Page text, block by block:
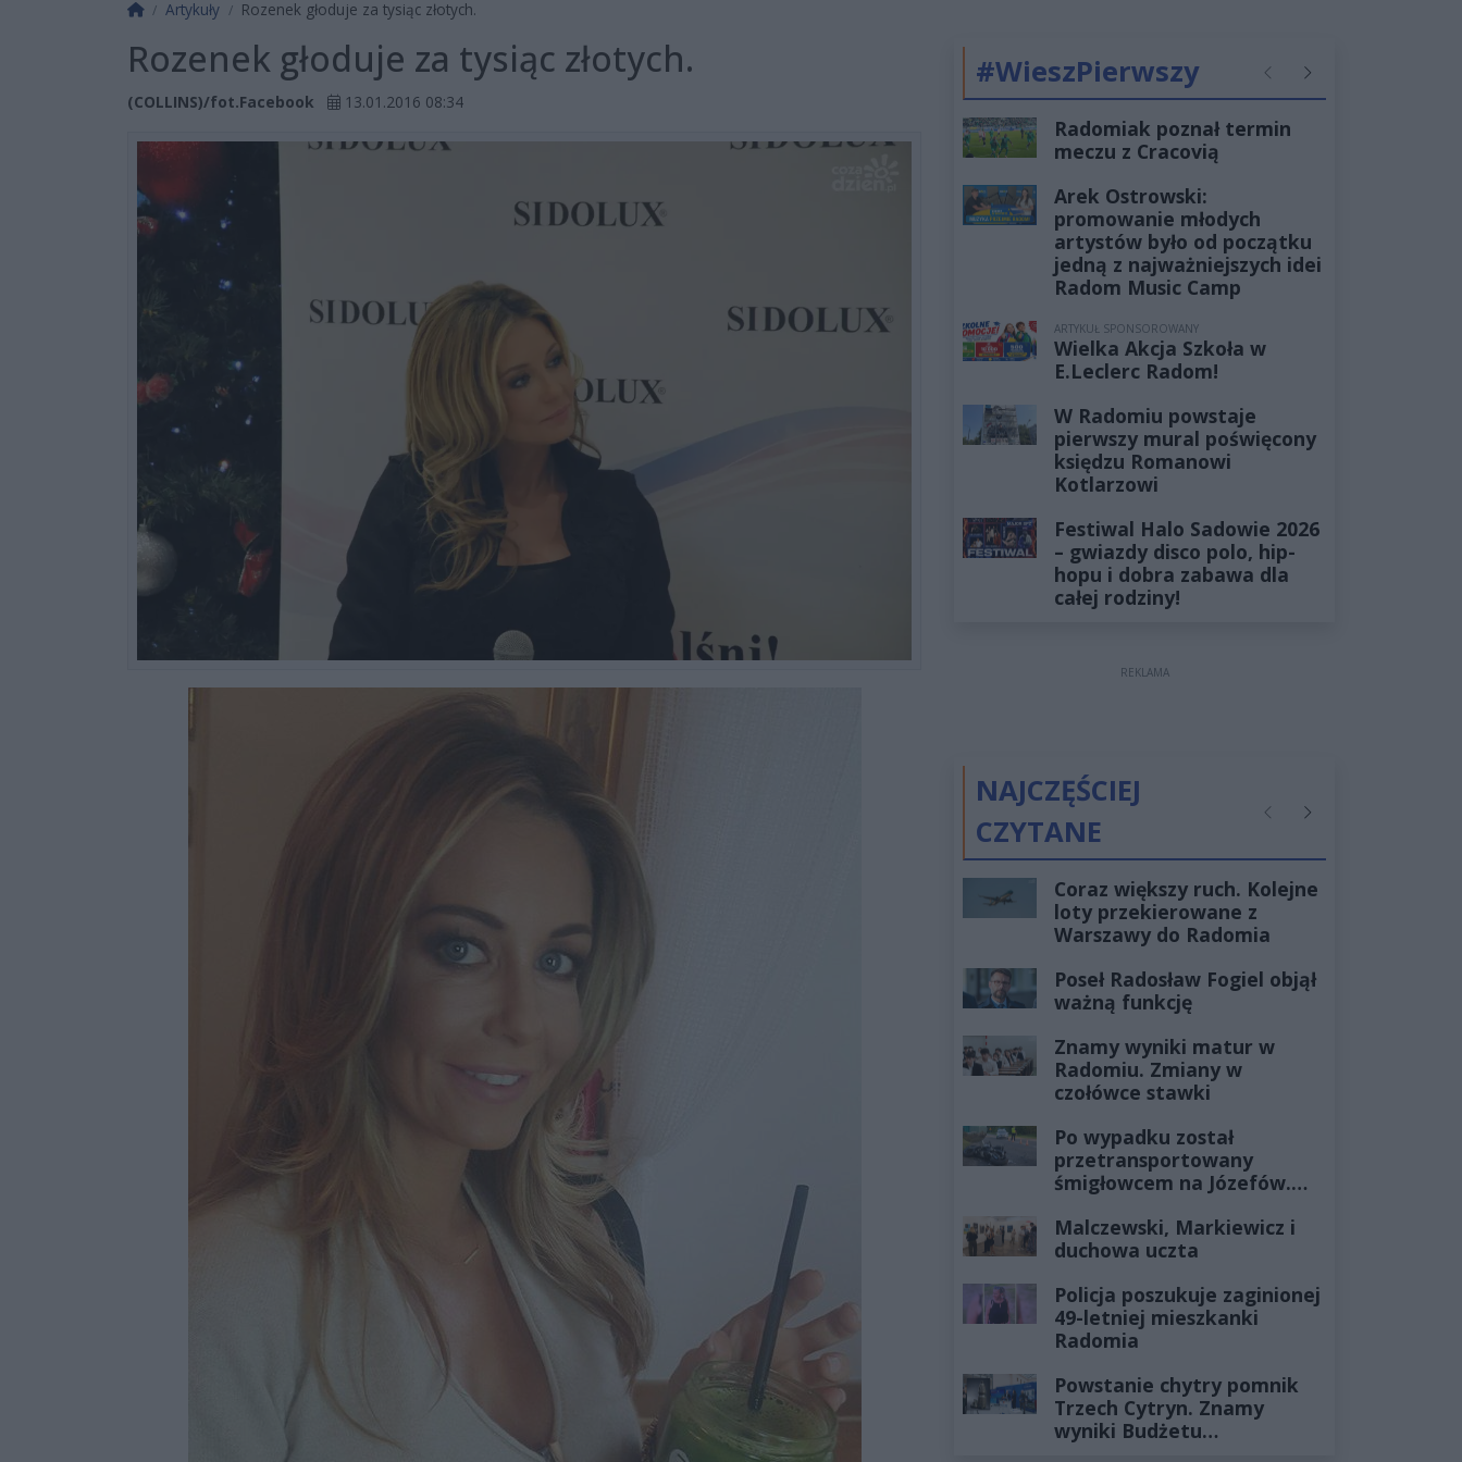
Strona główna
Artykuły Rozenek głoduje za tysiąc złotych.
Rozenek głoduje za tysiąc złotych.
(COLLINS)/fot.Facebook 13.01.2016 08:34
#WieszPierwszy PoprzednieNastępne
Radomiak poznał termin
meczu z Cracovią
Arek Ostrowski:
promowanie młodych
artystów było od początku
jedną z najważniejszych idei
Radom Music Camp
ARTYKUŁ SPONSOROWANY
Wielka Akcja Szkoła w
E.Leclerc Radom!
W Radomiu powstaje
pierwszy mural poświęcony
księdzu Romanowi
Kotlarzowi
Festiwal Halo Sadowie 2026
– gwiazdy disco polo, hip-
hopu i dobra zabawa dla
całej rodziny!
REKLAMA
NAJCZĘŚCIEJ
CZYTANE
PoprzednieNastępne
Coraz większy ruch. Kolejne
loty przekierowane z
Warszawy do Radomia
Poseł Radosław Fogiel objął
ważną funkcję
Znamy wyniki matur w
Radomiu. Zmiany w
czołówce stawki
Po wypadku został
przetransportowany
śmigłowcem na Józefów.
żyłach
Malczewski, Markiewicz i
duchowa uczta
Policja poszukuje zaginionej
49-letniej mieszkanki
Radomia
Powstanie chytry pomnik
Trzech Cytryn. Znamy
wyniki Budżetu